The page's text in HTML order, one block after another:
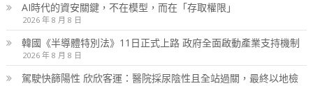
AI時代的資安關鍵，不在模型，而在「存取權限」
2026 年 8 月 8 日
韓國《半導體特別法》11日正式上路 政府全面啟動產業支持機制
2026 年 8 月 8 日
駕駛快篩陽性 欣欣客運：醫院採尿陰性且全站過關，最終以地檢